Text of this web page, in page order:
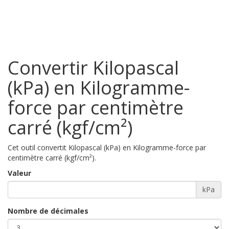
Convertir Kilopascal
(kPa) en Kilogramme-
force par centimètre
carré (kgf/cm²)
Cet outil convertit Kilopascal (kPa) en Kilogramme-force par
centimètre carré (kgf/cm²).
Valeur
kPa
Nombre de décimales